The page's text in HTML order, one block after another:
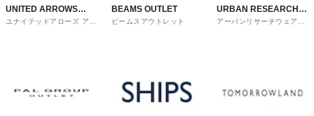
UNITED ARROWS
OUTLET
ユナイテッドアローズ アウ
BEAMS OUTLET
ビームスアウトレット
URBAN RESEARCH
ware house
アーバンリサーチウェアハ